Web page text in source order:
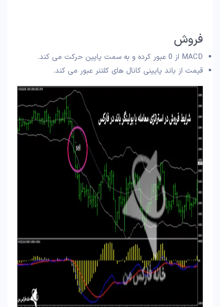
فروش
MACD از 0 عبور کرده و به سمت پایین حرکت می‌ کند.
قیمت از باند پایینی کانال‌ های کلتنر عبور می‌ کند.